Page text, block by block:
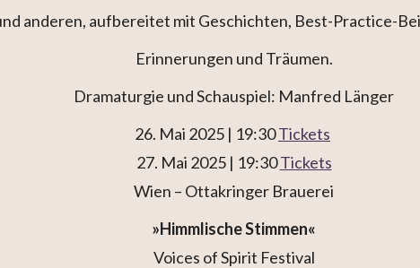
anderen, aufbereitet mit Geschichten, Best-Practice-
Erinnerungen und Träumen.
Dramaturgie und Schauspiel: Manfred Länger
26. Mai 2025 | 19:30Tickets
27. Mai 2025 | 19:30Tickets
Wien – Ottakringer Brauerei
»Himmlische Stimmen«
Voices of Spirit Festival